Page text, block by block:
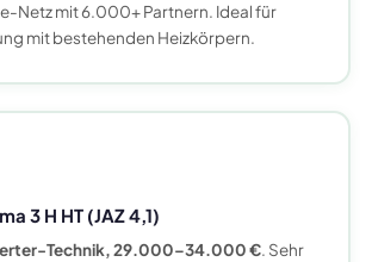
Netz mit 6.000+ Partnern. Ideal für
mit bestehenden Heizkörpern.
3 H HT (JAZ 4,1)
Technik, 29.000–34.000 €. Sehr